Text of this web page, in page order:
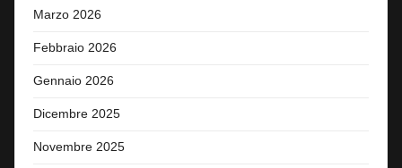
Marzo 2026
Febbraio 2026
Gennaio 2026
Dicembre 2025
Novembre 2025